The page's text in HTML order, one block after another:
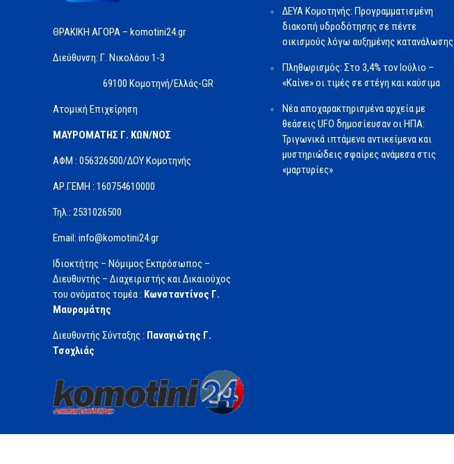
ΘΡΑΚΙΚΗ ΑΓΟΡΑ – komotini24.gr
Διεύθυνση: Γ. Νικολάου 1-3
69100 Κομοτηνή/Ελλάς-GR
Ατομική Επιχείρηση
ΜΑΥΡΟΜΑΤΗΣ Γ. ΚΩΝ/ΝΟΣ
ΑΦΜ : 056326500/ΔOΥ Κομοτηνής
ΑΡ.ΓΕΜΗ : 160754610000
Τηλ.: 2531026500
Email: info@komotini24.gr
Ιδιοκτήτης – Νόμιμος Εκπρόσωπος –
Διευθυντής – Διαχειριστής και Δικαιούχος
του ονόματος τομέα : Κωνσταντίνος Γ.
Μαυρομάτης
Διευθυντής Σύνταξης : Παναγιώτης Γ.
Τσοχλιάς
ΔΕΥΑ Κομοτηνής: Προγραμματισμένη
διακοπή υδροδότησης σε πέντε
οικισμούς λόγω αυξημένης κατανάλωσης
Πληθωρισμός: Στο 3,4% τον Ιούλιο –
«Καίνε» οι τιμές σε στέγη και καύσιμα
Νέα αποχαρακτηρισμένα αρχεία με
θεάσεις UFO δημοσίευσαν οι ΗΠΑ:
Τριγωνικά ιπτάμενα αντικείμενα και
μυστηριώδεις σφαίρες ανάμεσα στις
«μαρτυρίες»